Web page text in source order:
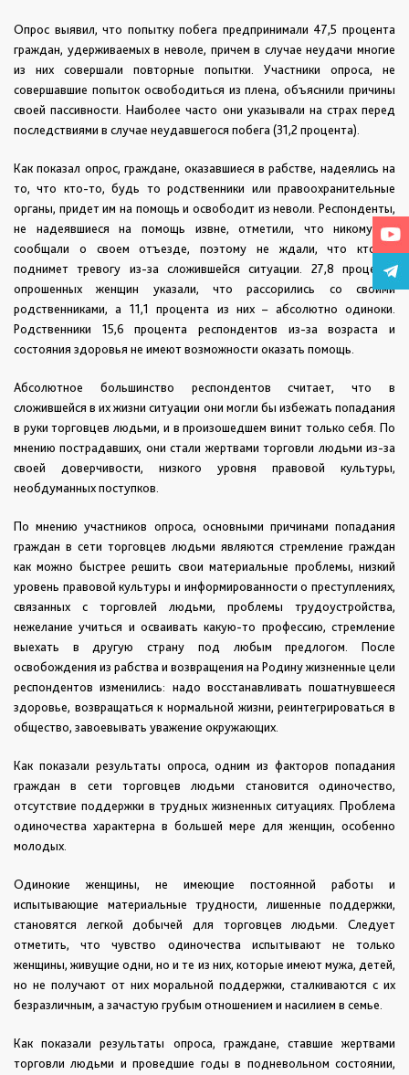
Опрос выявил, что попытку побега предпринимали 47,5 процента
граждан, удерживаемых в неволе, причем в случае неудачи многие
из них совершали повторные попытки. Участники опроса, не
совершавшие попыток освободиться из плена, объяснили причины
своей пассивности. Наиболее часто они указывали на страх перед
последствиями в случае неудавшегося побега (31,2 процента).
Как показал опрос, граждане, оказавшиеся в рабстве, надеялись на
то, что кто-то, будь то родственники или правоохранительные
органы, придет им на помощь и освободит из неволи. Респонденты,
не надеявшиеся на помощь извне, отметили, что никому не
сообщали о своем отъезде, поэтому не ждали, что кто-то
поднимет тревогу из-за сложившейся ситуации. 27,8 процента
опрошенных женщин указали, что рассорились со своими
родственниками, а 11,1 процента из них – абсолютно одиноки.
Родственники 15,6 процента респондентов из-за возраста и
состояния здоровья не имеют возможности оказать помощь.
Абсолютное большинство респондентов считает, что в
сложившейся в их жизни ситуации они могли бы избежать попадания
в руки торговцев людьми, и в произошедшем винит только себя. По
мнению пострадавших, они стали жертвами торговли людьми из-за
своей доверчивости, низкого уровня правовой культуры,
необдуманных поступков.
По мнению участников опроса, основными причинами попадания
граждан в сети торговцев людьми являются стремление граждан
как можно быстрее решить свои материальные проблемы, низкий
уровень правовой культуры и информированности о преступлениях,
связанных с торговлей людьми, проблемы трудоустройства,
нежелание учиться и осваивать какую-то профессию, стремление
выехать в другую страну под любым предлогом. После
освобождения из рабства и возвращения на Родину жизненные цели
респондентов изменились: надо восстанавливать пошатнувшееся
здоровье, возвращаться к нормальной жизни, реинтегрироваться в
общество, завоевывать уважение окружающих.
Как показали результаты опроса, одним из факторов попадания
граждан в сети торговцев людьми становится одиночество,
отсутствие поддержки в трудных жизненных ситуациях. Проблема
одиночества характерна в большей мере для женщин, особенно
молодых.
Одинокие женщины, не имеющие постоянной работы и
испытывающие материальные трудности, лишенные поддержки,
становятся легкой добычей для торговцев людьми. Следует
отметить, что чувство одиночества испытывают не только
женщины, живущие одни, но и те из них, которые имеют мужа, детей,
но не получают от них моральной поддержки, сталкиваются с их
безразличным, а зачастую грубым отношением и насилием в семье.
Как показали результаты опроса, граждане, ставшие жертвами
торговли людьми и проведшие годы в подневольном состоянии,